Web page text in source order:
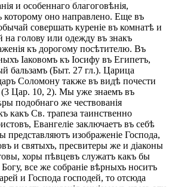
и особеннаго благоговѣнія,
которому оно направлено. Еще въ
совершать куреніе въ комнатѣ и
на голову или одежду въ знакъ
къ дорогому посѣтителю. Въ
Іаковомъ къ Іосифу въ Египетъ,
бальзамъ (Быт. 27 гл.). Царица
Соломону также въ видѣ почести
(3 Цар. 10, 2). Мы уже знаемъ въ
подобнаго же чествованія
какъ Св. трапеза таинственно
Евангеліе заключаетъ въ себѣ
представляютъ изображеніе Господа,
и святыхъ, пресвитеры же и діаконы
хоры пѣвцевъ служатъ какъ бы
все же собраніе вѣрныхъ носитъ
и Господа господей, то отсюда